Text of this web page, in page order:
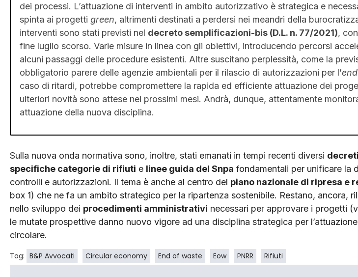
dei processi. L’attuazione di interventi in ambito autorizzativo è strategica e
spinta ai progetti green, altrimenti destinati a perdersi nei meandri della
interventi sono stati previsti nel decreto semplificazioni-bis (D.L. n. 77/2021),
fine luglio scorso. Varie misure in linea con gli obiettivi, introducendo percorsi
alcuni passaggi delle procedure esistenti. Altre suscitano perplessità, come la
obbligatorio parere delle agenzie ambientali per il rilascio di autorizzazioni per l’
caso di ritardi, potrebbe compromettere la rapida ed efficiente attuazione dei
ulteriori novità sono attese nei prossimi mesi. Andrà, dunque, attentamente
attuazione della nuova disciplina.
Sulla nuova onda normativa sono, inoltre, stati emanati in tempi recenti diversi
specifiche categorie di rifiuti e linee guida del Snpa fondamentali per unificare la
controlli e autorizzazioni. Il tema è anche al centro del piano nazionale di ripresa e
box 1) che ne fa un ambito strategico per la ripartenza sostenibile. Restano, ancora,
nello sviluppo dei procedimenti amministrativi necessari per approvare i progetti
le mutate prospettive danno nuovo vigore ad una disciplina strategica per l’attuazione
circolare.
Tag: B&P Avvocati Circular economy End of waste Eow PNRR Rifiuti